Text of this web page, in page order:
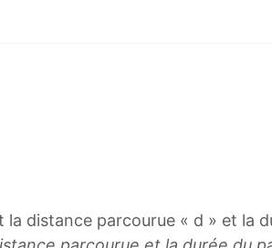
distance parcourue « d » et la